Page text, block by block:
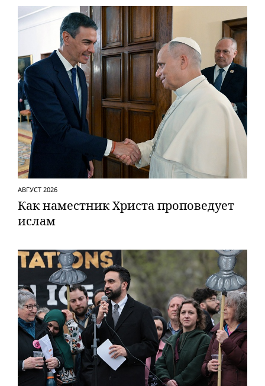
АВГУСТ 2026
Как наместник Христа проповедует
ислам